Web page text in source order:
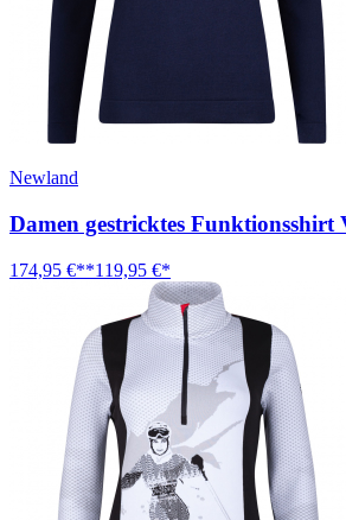
Newland
Damen gestricktes
174,95 €**119,95 €*